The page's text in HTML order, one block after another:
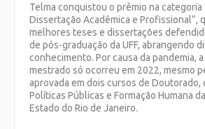
Telma conquistou o prêmio na categoria
Dissertação Acadêmica e Profissional”,
melhores teses e dissertações
de pós-graduação da UFF, abrangendo
conhecimento. Por causa da pandemia,
mestrado só ocorreu em 2022, mesmo
aprovada em dois cursos de Doutorado,
Políticas Públicas e Formação Humana
Estado do Rio de Janeiro.